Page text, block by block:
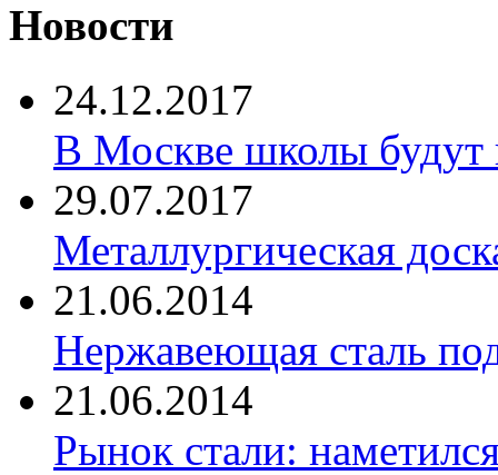
Новости
24.12.2017
В Москве школы будут
29.07.2017
Металлургическая
21.06.2014
Нержавеющая сталь
21.06.2014
Рынок стали: